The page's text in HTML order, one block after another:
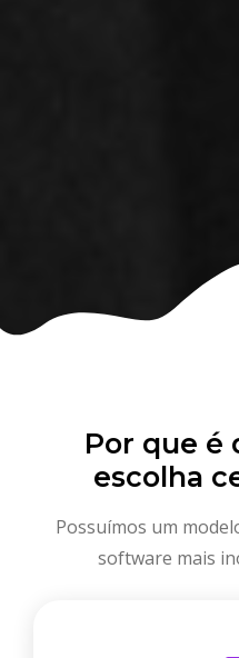
Por que é
escolha
Possuímos um
software mais